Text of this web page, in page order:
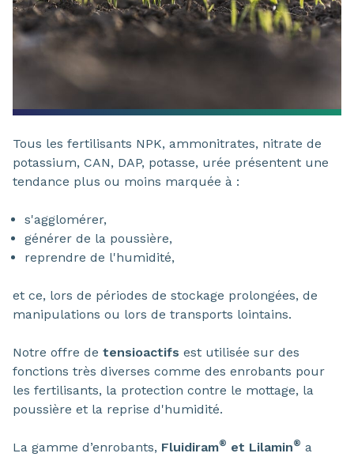
Tous les fertilisants NPK, ammonitrates, nitrate de
potassium, CAN, DAP, potasse, urée présentent une
tendance plus ou moins marquée à :
s'agglomérer,
générer de la poussière,
reprendre de l'humidité,
et ce, lors de périodes de stockage prolongées, de
manipulations ou lors de transports lointains.
Notre offre de tensioactifs est utilisée sur des
fonctions très diverses comme des enrobants pour
les fertilisants, la protection contre le mottage, la
poussière et la reprise d'humidité.
La gamme d’enrobants, Fluidiram® et Lilamin® a